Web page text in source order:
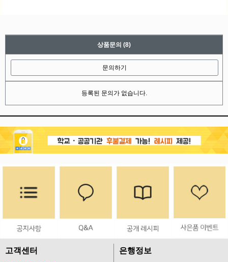
상품문의 (8)
문의하기
등록된 문의가 없습니다.
고객센터
은행정보